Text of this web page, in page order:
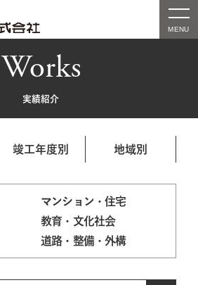
Works
実績紹介
竣工年度別 地域別
マンション・住宅
教育・文化社会
道路・整備・外構